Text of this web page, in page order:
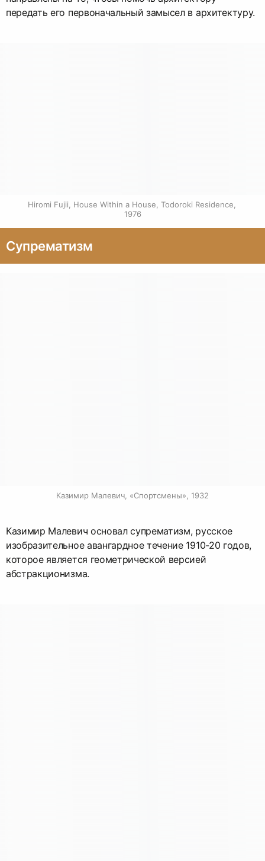
передать его первоначальный замысел в архитектуру.
Hiromi Fujii, House Within a House, Todoroki Residence,
1976
Супрематизм
Казимир Малевич, «Спортсмены», 1932
Казимир Малевич основал супрематизм, русское
изобразительное авангардное течение 1910-20 годов,
которое является геометрической версией
абстракционизма.